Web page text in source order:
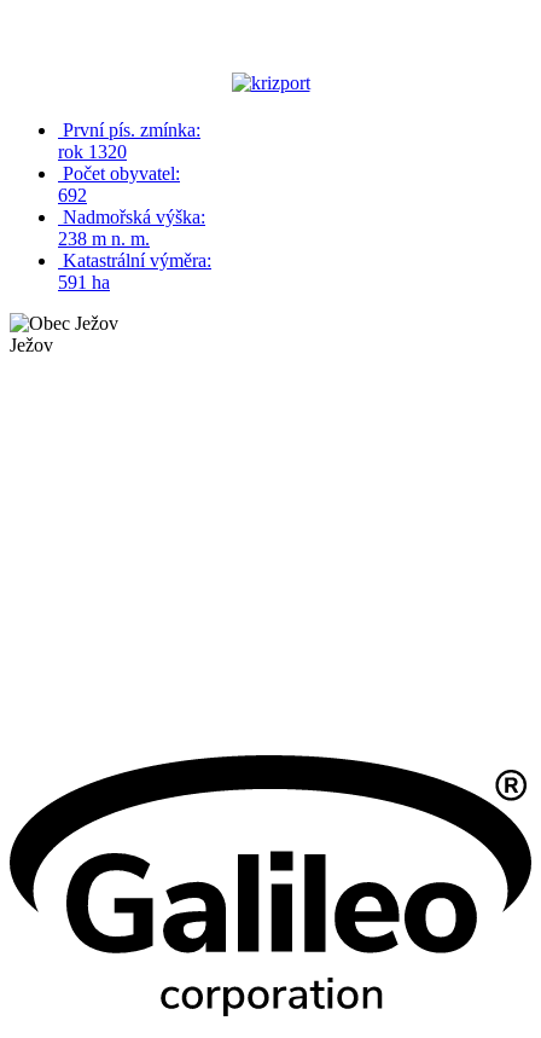
První pís. zmínka:
rok 1320
Počet obyvatel:
692
Nadmořská výška:
238 m n. m.
Katastrální výměra:
591 ha
Ježov